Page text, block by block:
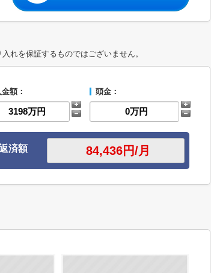
れを保証するものではございません。
額： 頭金：
済額